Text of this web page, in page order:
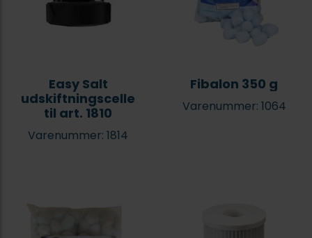
Easy Salt
udskiftningscelle
til art. 1810
Varenummer: 1814
Fibalon 350 g
Varenummer: 1064